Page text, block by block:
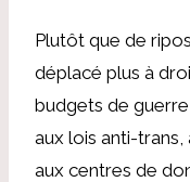
Plutôt que de
déplacé plus à
budgets de
aux lois anti-trans,
aux centres de